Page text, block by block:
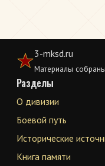
3-mksd.ru
Материалы
Разделы
О дивизии
Боевой путь
Исторические
Книга памяти